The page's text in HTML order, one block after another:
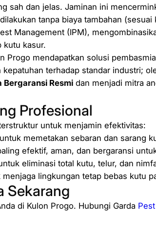
K
u
t
u
K
a
s
r
D
i
K
u
l
o
n
sah dan jelas. Jaminan ini
tanpa biaya tambahan (sesuai
Management (IPM),
kutu kasur.
Progo mendapatkan solusi
terhadap standar industri;
Bergaransi Resmi dan menjadi mitra
Profesional
untuk menjamin efektivitas:
memetakan sebaran dan sarang
efektif, aman, dan bergaransi
eliminasi total kutu, telur, dan
lingkungan tetap bebas kutu
Sekarang
di Kulon Progo. Hubungi Garda